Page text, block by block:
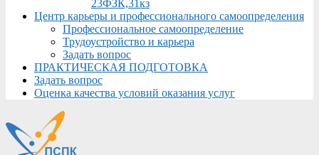
23ФЗК,31кз
Центр карьеры и профессионального самоопределения
Профессиональное самоопределение
Трудоустройство и карьера
Задать вопрос
ПРАКТИЧЕСКАЯ ПОДГОТОВКА
Задать вопрос
Оценка качества условий оказания услуг